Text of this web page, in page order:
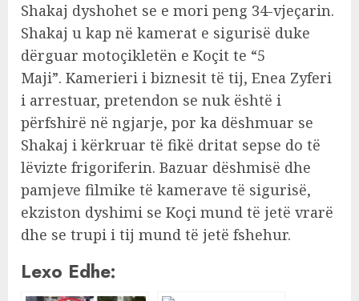
Shakaj dyshohet se e mori peng 34-vjeçarin.
Shakaj u kap në kamerat e sigurisë duke
dërguar motoçikletën e Koçit te “5
Maji”. Kamerieri i biznesit të tij, Enea Zyferi
i arrestuar, pretendon se nuk është i
përfshirë në ngjarje, por ka dëshmuar se
Shakaj i kërkruar të fikë dritat sepse do të
lëvizte frigoriferin. Bazuar dëshmisë dhe
pamjeve filmike të kamerave të sigurisë,
ekziston dyshimi se Koçi mund të jetë vrarë
dhe se trupi i tij mund të jetë fshehur.
Lexo Edhe: